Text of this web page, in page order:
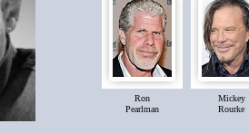
Ron
Pearlman
Mickey
Rourke